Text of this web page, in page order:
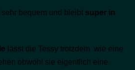
sehr bequem und bleibt super in
lässt die Tessy trotzdem wie eine
obwohl sie eigentlich eine